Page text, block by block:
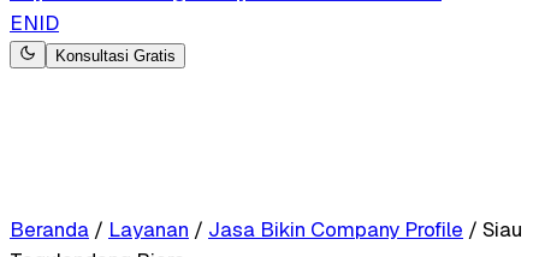
ENID
Konsultasi Gratis
Beranda / Layanan / Jasa Bikin Company Profile / Siau